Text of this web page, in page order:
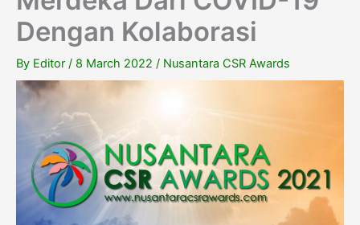
Dengan Kolaborasi
By Editor / 8 March 2022 / Nusantara CSR Awards